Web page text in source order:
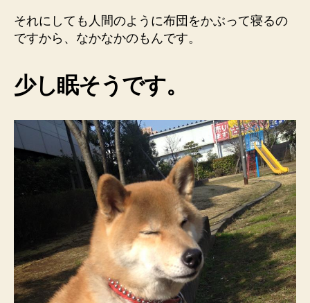
それにしても人間のように布団をかぶって寝るの
ですから、なかなかのもんです。
少し眠そうです。